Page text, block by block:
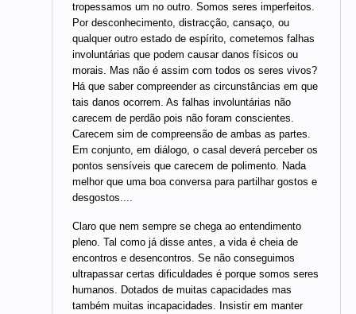
tropessamos um no outro. Somos seres imperfeitos.
Por desconhecimento, distracção, cansaço, ou
qualquer outro estado de espírito, cometemos falhas
involuntárias que podem causar danos físicos ou
morais. Mas não é assim com todos os seres vivos?
Há que saber compreender as circunstâncias em que
tais danos ocorrem. As falhas involuntárias não
carecem de perdão pois não foram conscientes.
Carecem sim de compreensão de ambas as partes.
Em conjunto, em diálogo, o casal deverá perceber os
pontos sensíveis que carecem de polimento. Nada
melhor que uma boa conversa para partilhar gostos e
desgostos....
Claro que nem sempre se chega ao entendimento
pleno. Tal como já disse antes, a vida é cheia de
encontros e desencontros. Se não conseguimos
ultrapassar certas dificuldades é porque somos seres
humanos. Dotados de muitas capacidades mas
também muitas incapacidades. Insistir em manter